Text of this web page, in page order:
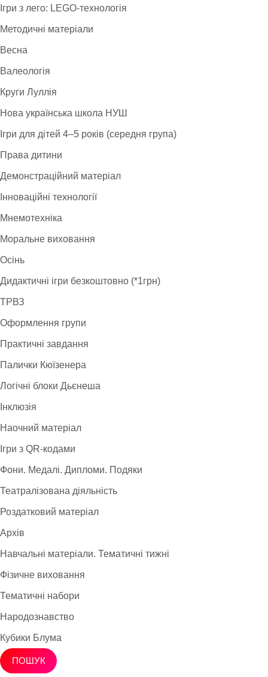
Ігри з лего: LEGO-технологія
Методичні матеріали
Весна
Валеологія
Круги Луллія
Нова українська школа НУШ
Ігри для дітей 4–5 років (середня група)
Права дитини
Демонстраційний матеріал
Інноваційні технології
Мнемотехніка
Моральне виховання
Осінь
Дидактичні ігри безкоштовно (*1грн)
ТРВЗ
Оформлення групи
Практичні завдання
Палички Кюїзенера
Логічні блоки Дьєнеша
Інклюзія
Наочний матеріал
Ігри з QR-кодами
Фони. Медалі. Дипломи. Подяки
Театралізована діяльність
Роздатковий матеріал
Архів
Навчальні матеріали. Тематичні тижні
Фізичне виховання
Тематичні набори
Народознавство
Кубики Блума
ПОШУК